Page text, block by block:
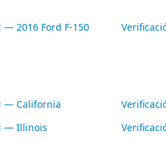
— 2016 Ford F-150
— California
— Illinois